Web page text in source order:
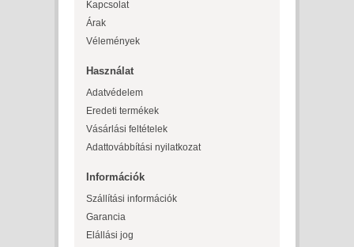
Kapcsolat
Árak
Vélemények
Használat
Adatvédelem
Eredeti termékek
Vásárlási feltételek
Adattovábbítási nyilatkozat
Információk
Szállítási információk
Garancia
Elállási jog